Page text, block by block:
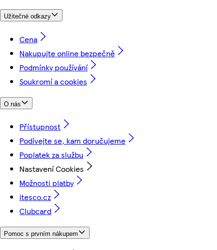
Užitečné odkazy
Cena
Nakupujte online bezpečně
Podmínky používání
Soukromí a cookies
O nás
Přístupnost
Podívejte se, kam doručujeme
Poplatek za službu
Nastavení Cookies
Možnosti platby
itesco.cz
Clubcard
Pomoc s prvním nákupem